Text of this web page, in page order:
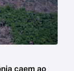
caem ao